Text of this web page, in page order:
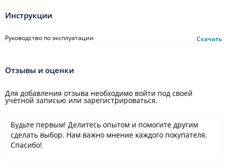
Инструкции
Руководство по эксплуатации Скачать
Отзывы и оценки
Для добавления отзыва необходимо войти под своей
учётной записью или зарегистрироваться.
Будьте первым! Делитесь опытом и помогите другим
сделать выбор. Нам важно мнение каждого покупателя.
Спасибо!